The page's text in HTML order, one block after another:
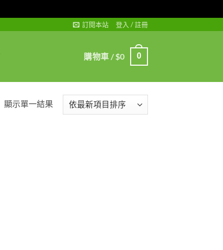
訂閱本站 登入 / 註冊
購物車 /$0 0
顯示單一結果